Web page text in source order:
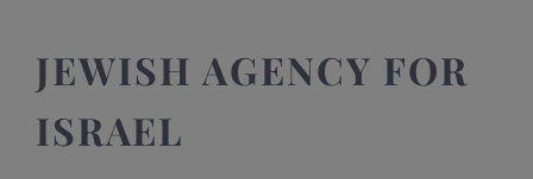
JEWISH AGENCY FOR
ISRAEL